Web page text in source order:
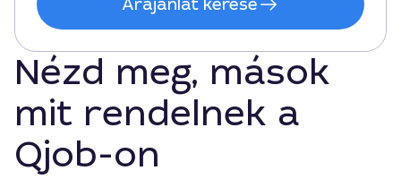
Árajánlat kérése
Nézd meg, mások
mit rendelnek a
Qjob-on